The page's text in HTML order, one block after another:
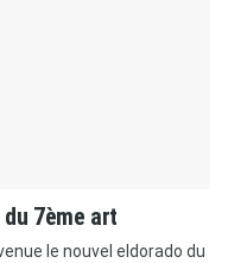
7ème art
le nouvel eldorado du